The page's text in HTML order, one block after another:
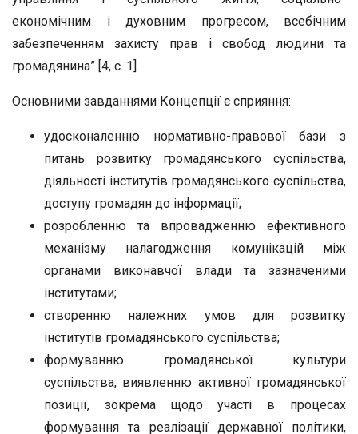
економічним і духовним прогресом, всебічним
забезпеченням захисту прав і свобод людини та
громадянина” [4, c. 1].
Основними завданнями Концепції є сприяння:
удосконаленню нормативно-правової бази з
питань розвитку громадянського суспільства,
діяльності інститутів громадянського суспільства,
доступу громадян до інформації;
розробленню та впровадженню ефективного
механізму налагодження комунікацій між
органами виконавчої влади та зазначеними
інститутами;
створенню належних умов для розвитку
інститутів громадянського суспільства;
формуванню громадянської культури
суспільства, виявленню активної громадянської
позиції, зокрема щодо участі в процесах
формування та реалізації державної політики,